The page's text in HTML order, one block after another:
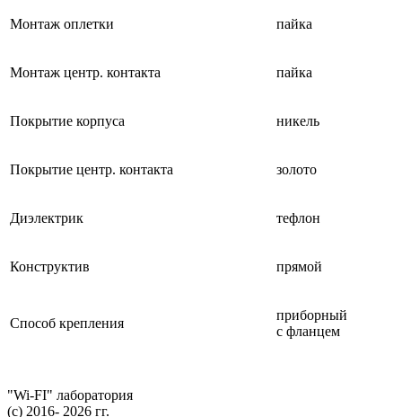
Монтаж оплетки пайка
Монтаж центр. контакта пайка
Покрытие корпуса никель
Покрытие центр. контакта золото
Диэлектрик тефлон
Конструктив прямой
Способ крепления
приборный
с фланцем
"Wi-FI" лаборатория
(с) 2016- 2026 гг.